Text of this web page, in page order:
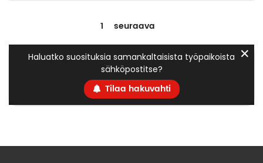
1 seuraava
Haluatko suosituksia samankaltaisista työpaikoista
sähköpostitse?
Tilaa hakuvahti
✕